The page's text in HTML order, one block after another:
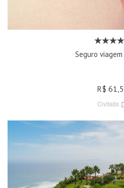
Seguro
R$
Civitatis